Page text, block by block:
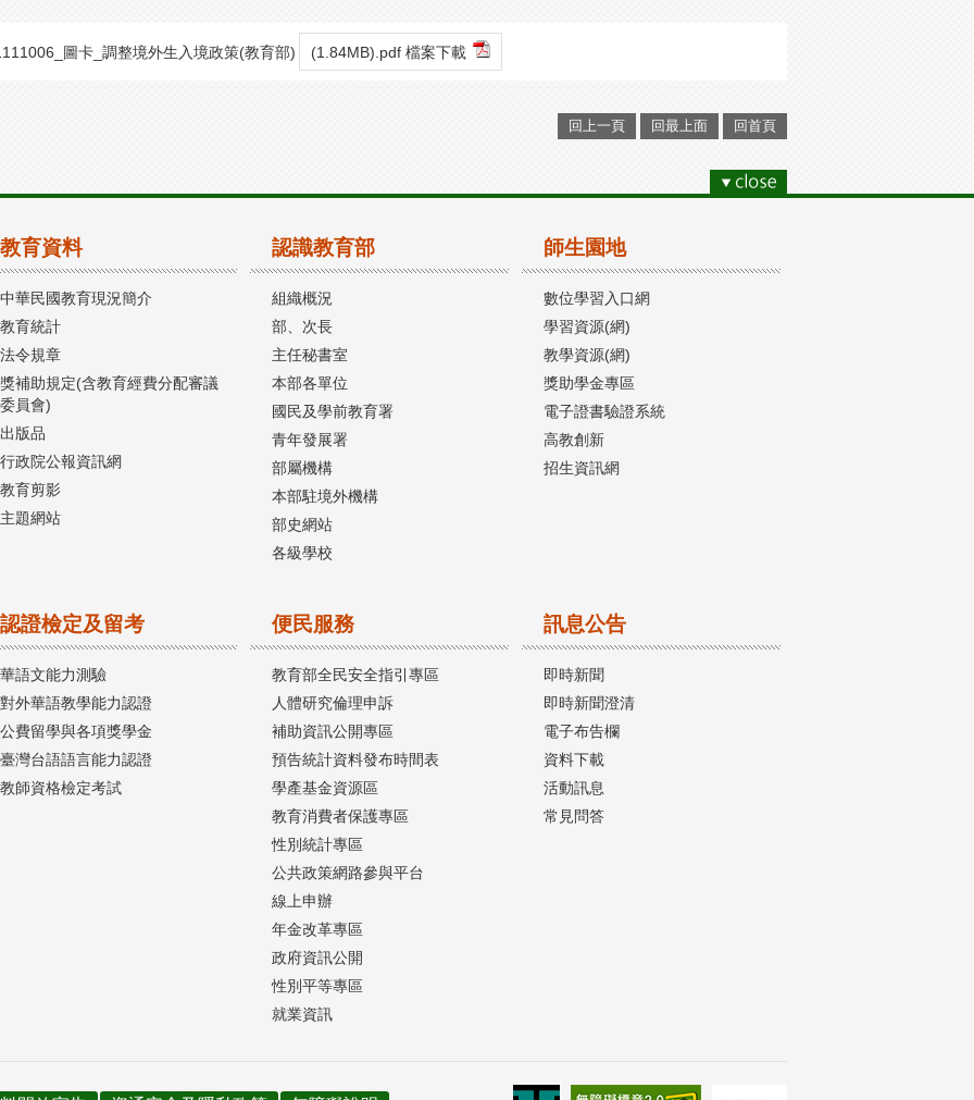
圖卡_調整境外生入境政策(教育部) (1.84MB).pdf 檔案下載
回上一頁 回最上面 回首頁
教育資料
中華民國教育現況簡介
教育統計
法令規章
獎補助規定(含教育經費分配審議
委員會)
出版品
行政院公報資訊網
教育剪影
主題網站
認識教育部
組織概況
部、次長
主任秘書室
本部各單位
國民及學前教育署
青年發展署
部屬機構
本部駐境外機構
部史網站
各級學校
師生園地
數位學習入口網
學習資源(網)
教學資源(網)
獎助學金專區
電子證書驗證系統
高教創新
招生資訊網
認證檢定及留考
華語文能力測驗
對外華語教學能力認證
公費留學與各項獎學金
臺灣台語語言能力認證
教師資格檢定考試
便民服務
教育部全民安全指引專區
人體研究倫理申訴
補助資訊公開專區
預告統計資料發布時間表
學產基金資源區
教育消費者保護專區
性別統計專區
公共政策網路參與平台
線上申辦
年金改革專區
政府資訊公開
性別平等專區
就業資訊
訊息公告
即時新聞
即時新聞澄清
電子布告欄
資料下載
活動訊息
常見問答